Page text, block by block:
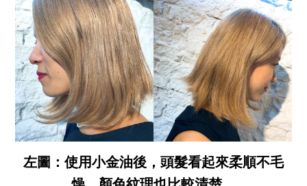
左圖：使用小金油後，頭髮看起來柔順不毛